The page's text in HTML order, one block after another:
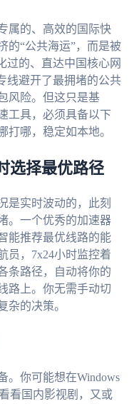
属的、高效的国际快
的“公共海运”，而是被
过的、直达中国核心网
线避开了最拥堵的公共
风险。但这只是基
工具，必须具备以下
打哪，稳定如本地。
选择最优路径
是实时波动的，此刻
。一个优秀的加速器
能推荐最优线路的能
员，7x24小时监控着
条路径，自动将你的
路上。你无需手动切
杂的决策。
。你可能想在Windows
看国内影视剧，又或